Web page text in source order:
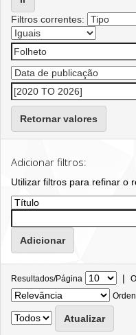
Filtros correntes:
Retornar valores
Adicionar filtros:
Utilizar filtros para refinar o
Resultados/Página |